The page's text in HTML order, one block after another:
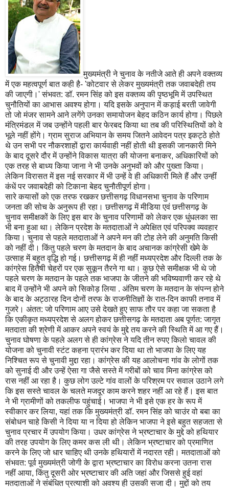
मुख्यमंत्री ने चुनाव के नतीजे आते ही अपने वक्तव्य
में एक महत्वपूर्ण बात कही है- 'कोटवार से लेकर मुख्यमंत्री तक जवाबदेही तय
की जाएगी।' संभवत: डॉ. रमन सिंह को इस वक्तव्य की पृष्ठभूमि में उपस्थित
चुनौतियों का आभास अवश्य होगा। यदि इसके अनुपान में कड़ाई बरती जावेगी
तो जो मंजर सामने आने लगेंगे उनका समायोजन बेहद कठिन कार्य होगा। पिछले
मंत्रिमंडल में जब उन्होंने पहली बार फेरबद किया था तब की परिस्थितियों को वे
भूले नहीं होंगे। ग्राम सुराज अभियान के समय जितने आवेदन पत्र इकट्ठे होते
थे उन सभी पर नौकरशाहों द्वारा कार्यवाही नहीं होती थी इसकी जानकारी मिने
के बाद दूसरे दौर में उन्होंने विकास यात्रा की योजना बनाकर, अधिकारियों को
एक तरह से बाध्य किया जाना ने भी उनके अनुभवों को और पुख्ता किया।
लेकिन विरासत में इस नई सरकार में भी उन्हें वे ही अधिकारी मिले हैं और उन्हीं
कंधें पर जवाबदेही को टिकाना बेहद चुनौतीपूर्ण होगा।
सारे कयासों को एक तरफ रखकर छत्तीसगढ़ विधानसभा चुनाव के परिणाम
जनता की सोच के अनुरूप ही रहा। छत्तीसगढ़ में मीडिया एवं छत्तीसगढ़ के
चुनाव समीक्षकों के लिए इस बार के चुनाव परिणामों को लेकर एक धुंधलका सा
भी बना हुआ था। लेकिन प्रदेश के मतदाताओं ने अपेक्षित एवं परिपक्व व्यवहार
किया। चुनाव से पहले मतदाताओं ने अपने मन की टोह लेने की अनुमति किसी
को नहीं दी। किंतु पहले चरण के मतदान के बाद अचानक कांग्रेसी खेमे के
उत्साह में बहुत वृद्धि हो गई। छत्तीसगढ़ में ही नहीं मध्यप्रदेश और दिल्ली तक के
कांग्रेस हितैषी चेहरों पर एक सुकून तैरने गा था। कुछ ऐसे समीक्षक भी थे जो
पहले चरण के मतदान के पहले तक भाजपा के जीतने की भविष्यवाणी कर रहे थे
बाद में उन्होंने भी अपने को सिकोड़ लिया . अंतिम चरण के मतदान के संपन्न होने
के बाद के अट्ठारह दिन दोनों तरफ के राजनीतिज्ञों के रात-दिन काफी तनाव में
गुजरे। अंतत: जो परिणाम आए उसे देखते हुए साफ तौर पर कहा जा सकता है
कि एकीकृत मध्यप्रदेश से अलग होकर छत्तीसगढ़ के मतदाता अब पूर्णत: जागृत
मतदाता की श्रेणी में आकर अपने स्वयं के मुद्दे तय करने की स्थिति में आ गए हैं।
चुनाव घोषणा के पहले अलग से ही कांग्रेस ने यदि तीन रुपए किलो चावल की
योजना को चुनावी स्टंट कहना प्रारंभ कर दिया था तो भाजपा के लिए यह
निश्चित रूप से चुनावी मुद्दा रहा। कांग्रेस की यह आलोचना गांव के लोगों तक
को सुनाई दी और उन्हें ऐसा गा जैसे सस्ते में गरीबों को चाव मिना कांग्रेस को
रास नहीं आ रहा है। कुछ लोग उल्टे गांव वालों के परिश्रम पर सवाल उठाने लगे
कि इस सस्ते चावल के चलते मजदूर काम करने शहर नहीं आ रहे हैं। इस बात
ने भी ग्रामीणों को तकलीफ पहुंचाई। भाजपा ने भी इसे एक हर के रूप में
स्वीकार कर लिया, यहां तक कि मुख्यमंत्री डॉ. रमन सिंह को चाउंर वो बबा का
संबोधन चाहे किसी ने दिया या न दिया हो लेकिन भाजपा ने इसे बहुत सहजता से
चुनाव प्रचार में उपयोग किया। उधर कांग्रेस ने भ्रष्टाचार के मुद्दे को हथियार
की तरह उपयोग के लिए कमर कस ली थी। लेकिन भ्रष्टाचार को प्रमाणित
करने के लिए जो धार चाहिए थी उनके हथियारों में नदारत रही। मतदाताओं को
संभवत: पूर्व मुख्यमंत्री जोगी के द्वारा भ्रष्टाचार का विरोध करना उतना रास
नहीं आया, किंतु दूसरी ओर भ्रष्टाचार की अति जहां और जिससे हुई वहां
मतदाताओं ने संबंधित प्रत्याशी को अवश्य ही उसकी सजा दी। मुद्दों को तय